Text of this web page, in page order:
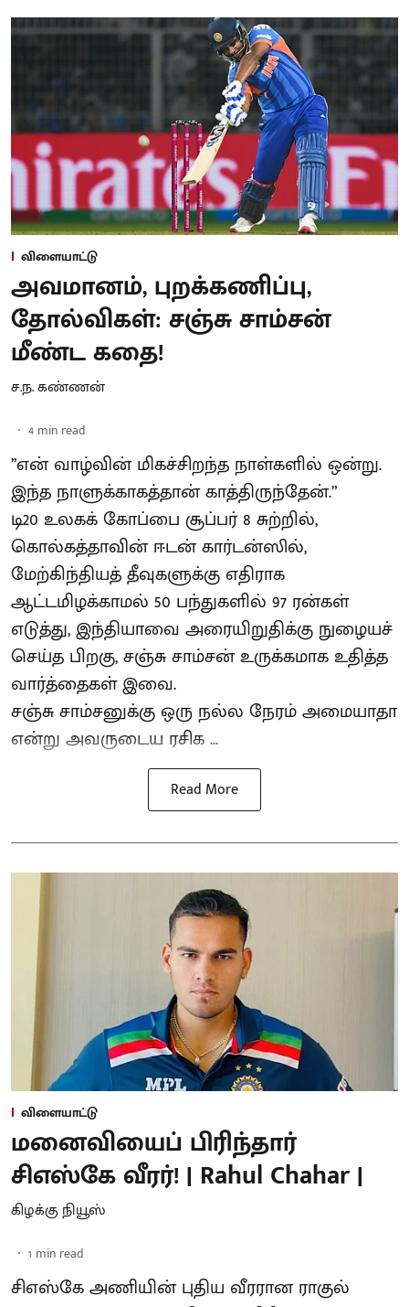
விளையாட்டு
அவமானம், புறக்கணிப்பு,
தோல்விகள்: சஞ்சு சாம்சன்
மீண்ட கதை!
ச.ந. கண்ணன்
4 min read
”என் வாழ்வின் மிகச்சிறந்த நாள்களில் ஒன்று.
இந்த நாளுக்காகத்தான் காத்திருந்தேன்.”
டி20 உலகக் கோப்பை சூப்பர் 8 சுற்றில்,
கொல்கத்தாவின் ஈடன் கார்டன்ஸில்,
மேற்கிந்தியத் தீவுகளுக்கு எதிராக
ஆட்டமிழக்காமல் 50 பந்துகளில் 97 ரன்கள்
எடுத்து, இந்தியாவை அரையிறுதிக்கு நுழையச்
செய்த பிறகு, சஞ்சு சாம்சன் உருக்கமாக உதித்த
வார்த்தைகள் இவை.
சஞ்சு சாம்சனுக்கு ஒரு நல்ல நேரம் அமையாதா
என்று அவருடைய ரசிக ...
Read More
விளையாட்டு
மனைவியைப் பிரிந்தார்
சிஎஸ்கே வீரர்! | Rahul Chahar |
கிழக்கு நியூஸ்
1 min read
சிஎஸ்கே அணியின் புதிய வீரரான ராகுல்